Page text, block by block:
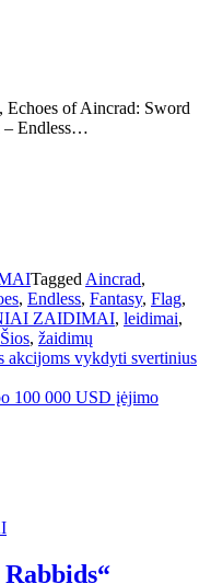
Echoes of Aincrad: Sword
– Endless…
Tagged Aincrad,
, Endless, Fantasy, Flag,
ZAIDIMAI, leidimai,
Šios, žaidimų
akcijoms vykdyti svertinius
100 000 USD įėjimo